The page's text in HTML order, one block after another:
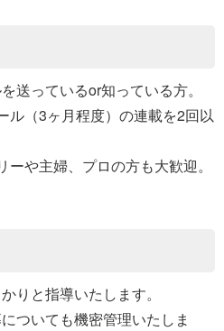
送っているor知っている方。
ル（3ヶ月程度）の連載を2回以
や主婦、プロの方も大歓迎。
りと指導いたします。
ついても機密管理いたしま